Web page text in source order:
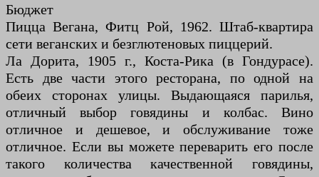
Бюджет
Пицца Вегана, Фитц Рой, 1962. Штаб-квартира
сети веганских и безглютеновых пиццерий.
Ла Дорита, 1905 г., Коста-Рика (в Гондурасе).
Есть две части этого ресторана, по одной на
обеих сторонах улицы. Выдающаяся парилья,
отличный выбор говядины и колбас. Вино
отличное и дешевое, и обслуживание тоже
отличное. Если вы можете переварить его после
такого количества качественной говядины,